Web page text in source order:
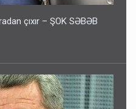
çıxır – ŞOK SƏBƏB